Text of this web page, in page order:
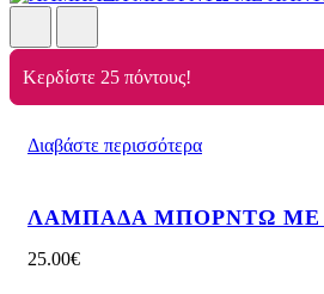
Κερδίστε 25 πόντους!
Διαβάστε περισσότερα
ΛΑΜΠΑΔΑ ΜΠΟΡΝΤΩ ΜΕ
25.00€